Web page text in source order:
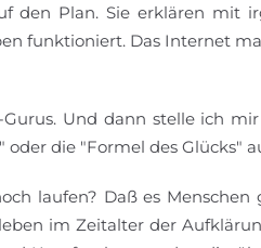
den Plan. Sie erklären mit
funktioniert. Das Internet
Und dann stelle ich
die "Formel des Glücks"
laufen? Daß es Menschen
im Zeitalter der